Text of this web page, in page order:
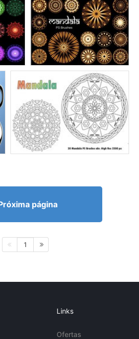
página
1
Links
Ofertas